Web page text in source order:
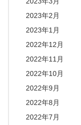
2023年2月
2023年1月
2022年12月
2022年11月
2022年10月
2022年9月
2022年8月
2022年7月